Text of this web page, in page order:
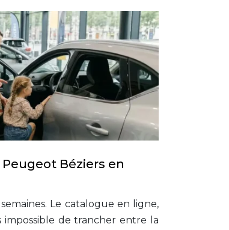
Béziers en
Le catalogue en ligne,
de trancher entre la